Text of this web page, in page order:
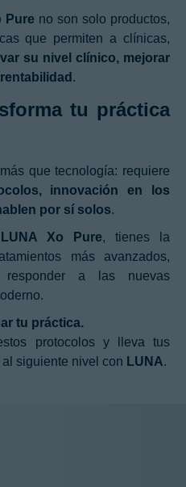
Pure no son solo productos,
que permiten a clínicas,
su nivel clínico, mejorar
.
tu práctica
que tecnología: requiere
innovación en los
por sí solos.
LUNA Xo Pure, tienes la
más avanzados,
a las nuevas
tu práctica.
protocolos y lleva tus
siguiente nivel con LUNA.